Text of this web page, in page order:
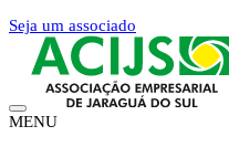
Seja um associado
MENU